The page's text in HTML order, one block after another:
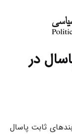
در
ثابت پاسال